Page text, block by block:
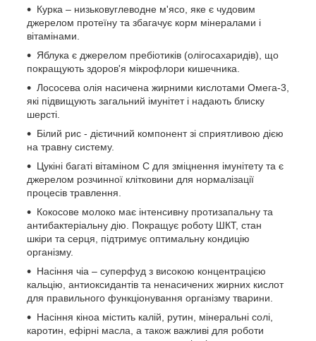
Курка – низьковуглеводне м'ясо, яке є чудовим
джерелом протеїну та збагачує корм мінералами і
вітамінами.
Яблука є джерелом пребіотиків (олігосахаридів), що
покращують здоров'я мікрофлори кишечника.
Лососева олія насичена жирними кислотами Омега-3,
які підвищують загальний імунітет і надають блиску
шерсті.
Білий рис - дієтичний компонент зі сприятливою дією
на травну систему.
Цукіні багаті вітаміном С для зміцнення імунітету та є
джерелом розчинної клітковини для нормалізації
процесів травлення.
Кокосове молоко має інтенсивну протизапальну та
антибактеріальну дію. Покращує роботу ШКТ, стан
шкіри та серця, підтримує оптимальну кондицію
організму.
Насіння чіа – суперфуд з високою концентрацією
кальцію, антиоксидантів та ненасичених жирних кислот
для правильного функціонування організму тварини.
Насіння кіноа містить калій, рутин, мінеральні солі,
каротин, ефірні масла, а також важливі для роботи